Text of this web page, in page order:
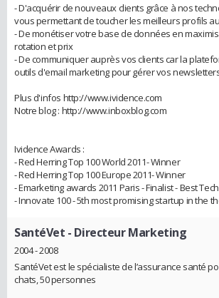
- D'acquérir de nouveaux clients grâce à nos
vous permettant de toucher les meilleurs profils
- De monétiser votre base de données en
rotation et prix
- De communiquer auprès vos clients car la
outils d'email marketing pour gérer vos
Plus d'infos http://www.ividence.com
Notre blog : http://www.inboxblog.com
Ividence Awards :
- Red Herring Top 100 World 2011- Winner
- Red Herring Top 100 Europe 2011- Winner
- Emarketing awards 2011 Paris - Finalist - Best
- Innovate 100 - 5th most promising startup in the
SantéVet - Directeur Marketing
2004 - 2008
SantéVet est le spécialiste de l’assurance santé
chats, 50 personnes